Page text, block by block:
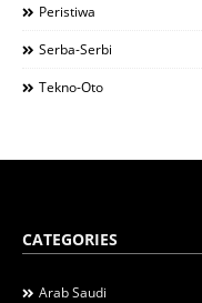
Peristiwa
Serba-Serbi
Tekno-Oto
CATEGORIES
Arab Saudi